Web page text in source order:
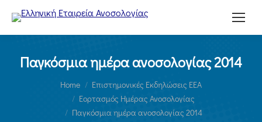
Παγκόσμια ημέρα ανοσολογίας 2014
You are here:Home
Επιστημονικές Εκδηλώσεις ΕΕΑ
Εορτασμός Ημέρας Ανοσολογίας
Παγκόσμια ημέρα ανοσολογίας 2014